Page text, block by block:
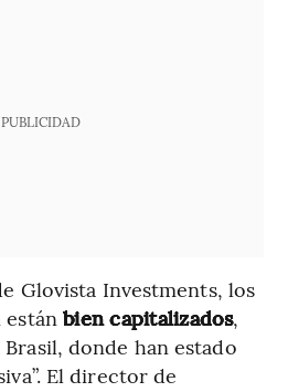
PUBLICIDAD
Glovista Investments, los
estánbien capitalizados,
donde han estado
El director de